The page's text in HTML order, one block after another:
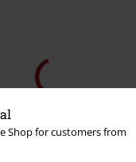
Shop for customers from